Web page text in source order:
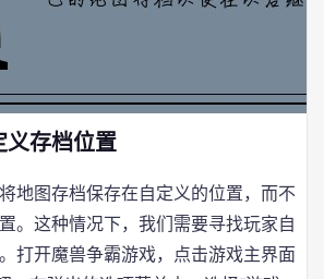
义存档位置
地图存档保存在自定义的位置，而不
。这种情况下，我们需要寻找玩家自
打开魔兽争霸游戏，点击游戏主界面